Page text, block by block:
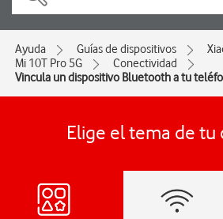
Ayuda Guías de dispositivos
Mi 10T Pro 5G
Conectividad
Vincula un dispositivo Bluetooth a tu
Elige el tema de tu